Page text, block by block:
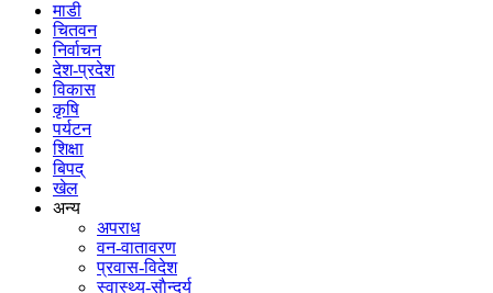
माडी
चितवन
निर्वाचन
देश-प्रदेश
विकास
कृषि
पर्यटन
शिक्षा
बिपद्
खेल
अन्य
अपराध
वन-वातावरण
प्रवास-विदेश
स्वास्थ्य-साैन्दर्य